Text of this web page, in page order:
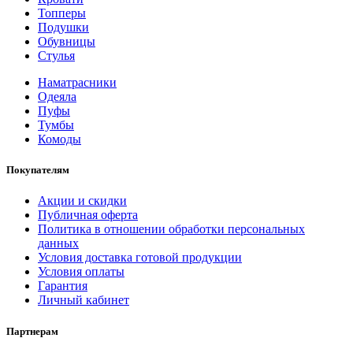
Топперы
Подушки
Обувницы
Стулья
Наматрасники
Одеяла
Пуфы
Тумбы
Комоды
Покупателям
Акции и скидки
Публичная оферта
Политика в отношении обработки персональных
данных
Условия доставка готовой продукции
Условия оплаты
Гарантия
Личный кабинет
Партнерам